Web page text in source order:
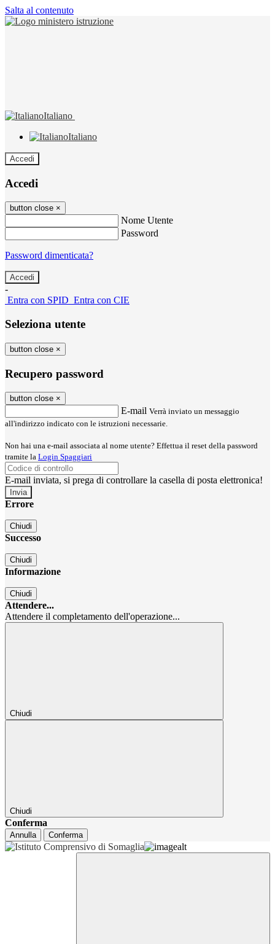
Salta al contenuto
Italiano
Italiano
Accedi
Accedi
button close ×
Nome Utente
Password
Password dimenticata?
-
Entra con SPID Entra con CIE
Seleziona utente
button close ×
Recupero password
button close ×
E-mail Verrà inviato un messaggio
all'indirizzo indicato con le istruzioni necessarie.
Non hai una e-mail associata al nome utente? Effettua il reset della password
tramite la Login Spaggiari
E-mail inviata, si prega di controllare la casella di posta elettronica!
Errore
Chiudi
Successo
Chiudi
Informazione
Chiudi
Attendere...
Attendere il completamento dell'operazione...
Chiudi
Chiudi
Conferma
Annulla Conferma